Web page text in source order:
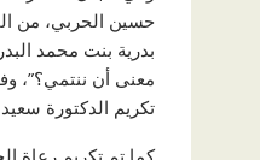
حسين الحربي، من
بدرية بنت محمد
معنى أن ننتمي؟”،
تكريم الدكتورة
كما تم تكريم رعاة